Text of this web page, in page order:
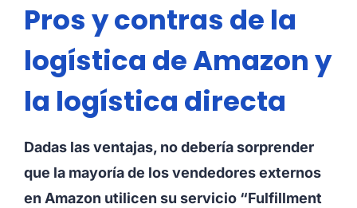
Pros y contras de la
logística de Amazon y
la logística directa
Dadas las ventajas, no debería sorprender
que la mayoría de los vendedores externos
en Amazon utilicen su servicio “Fulfillment